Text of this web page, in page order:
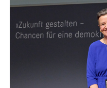
Jahresthema
Kolloquium
Preisverleihung
Ansprachen